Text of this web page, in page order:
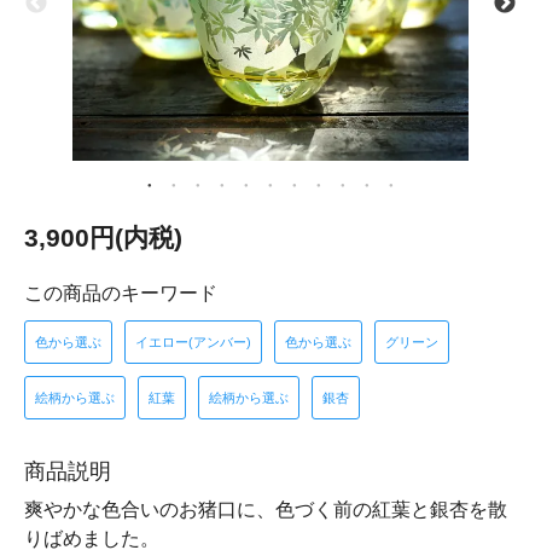
3,900円(内税)
この商品のキーワード
色から選ぶ イエロー(アンバー) 色から選ぶ グリーン
絵柄から選ぶ 紅葉 絵柄から選ぶ 銀杏
商品説明
爽やかな色合いのお猪口に、色づく前の紅葉と銀杏を散
りばめました。